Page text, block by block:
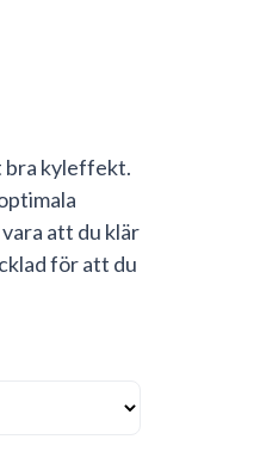
bra kyleffekt.
att du klär
för att du